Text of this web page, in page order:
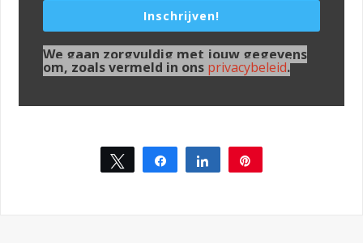
Inschrijven!
We gaan zorgvuldig met jouw gegevens
om, zoals vermeld in ons privacybeleid.
Tweet Share Share